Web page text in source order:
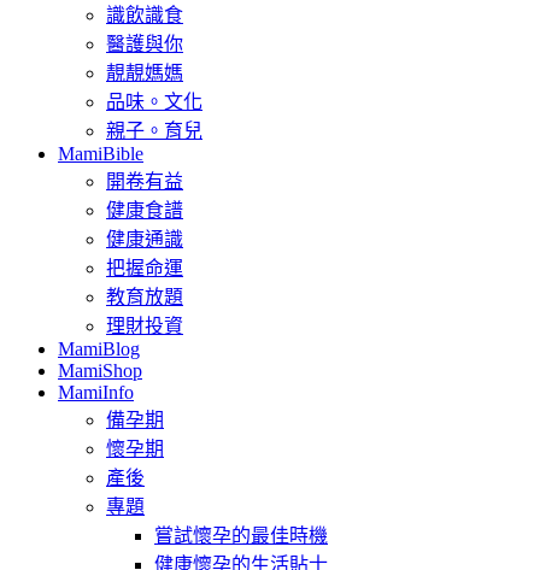
識飲識食
醫護與你
靚靚媽媽
品味。文化
親子。育兒
MamiBible
開卷有益
健康食譜
健康通識
把握命運
教育放題
理財投資
MamiBlog
MamiShop
MamiInfo
備孕期
懷孕期
產後
專題
嘗試懷孕的最佳時機
健康懷孕的生活貼士